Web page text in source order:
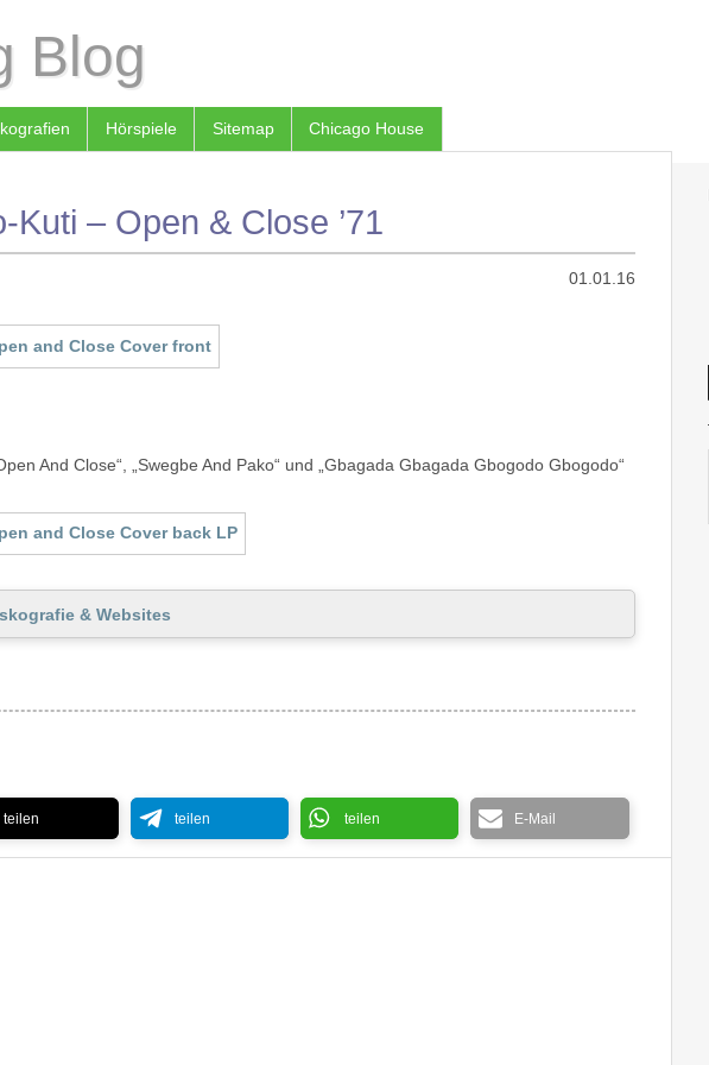
Blog
Hörspiele Sitemap Chicago House
Kuti – Open & Close ’71
01.01.16
And Close“, „Swegbe And Pako“ und „Gbagada Gbagada Gbogodo Gbogodo“
& Websites
teilen teilen teilen E-Mail